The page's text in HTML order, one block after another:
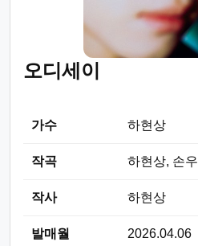
오디세이
가수 하현상
작곡 하현상, 손우
작사 하현상
발매월 2026.04.06